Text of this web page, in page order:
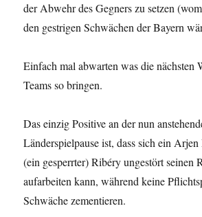
der Abwehr des Gegners zu setzen
den gestrigen Schwächen der Bayern
Einfach mal abwarten was die nächsten
Teams so bringen.
Das einzig Positive an der nun
Länderspielpause ist, dass sich ein
(ein gesperrter) Ribéry ungestört seinen
aufarbeiten kann, während keine
Schwäche zementieren.